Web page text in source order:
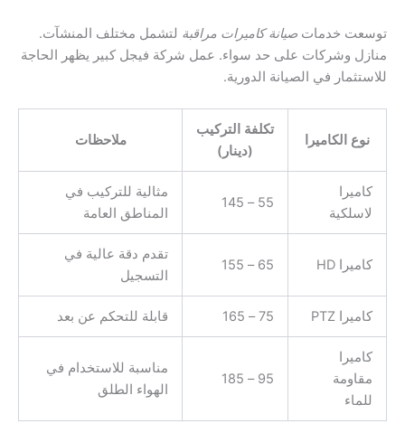
توسعت خدمات صيانة كاميرات مراقبة لتشمل مختلف المنشآت.
منازل وشركات على حد سواء. عمل شركة فيجل كبير يظهر الحاجة
للاستثمار في الصيانة الدورية.
نوع الكاميرا
تكلفة التركيب
(دينار)
ملاحظات
كاميرا
لاسلكية
55 – 145
مثالية للتركيب في
المناطق العامة
كاميرا HD 65 – 155
تقدم دقة عالية في
التسجيل
كاميرا PTZ 75 – 165 قابلة للتحكم عن بعد
كاميرا
مقاومة
للماء
95 – 185
مناسبة للاستخدام في
الهواء الطلق